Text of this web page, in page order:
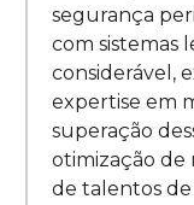
segurança
com sistemas
considerável,
expertise em
superação
otimização de
de talentos